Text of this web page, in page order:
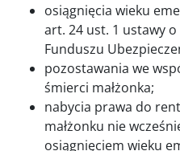
osiągnięcia wieku
art. 24 ust. 1 ustawy
Funduszu
pozostawania we
śmierci małżonka;
nabycia prawa do
małżonku nie
osiągnięciem wieku